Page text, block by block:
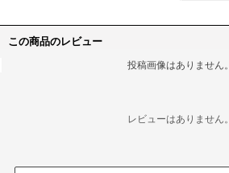
この商品のレビュー
投稿画像はありません。
レビューはありません。